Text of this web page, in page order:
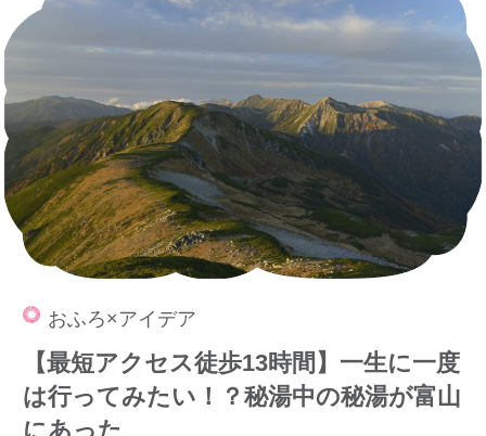
おふろ×アイデア
【最短アクセス徒歩13時間】一生に一度
は行ってみたい！？秘湯中の秘湯が富山
にあった